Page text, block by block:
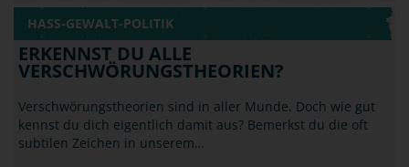
HASS-GEWALT-POLITIK
ERKENNST DU ALLE
VERSCHWÖRUNGSTHEORIEN?
Verschwörungstheorien sind in aller Munde. Doch wie gut
kennst du dich eigentlich damit aus? Bemerkst du die oft
subtilen Zeichen in unserem…